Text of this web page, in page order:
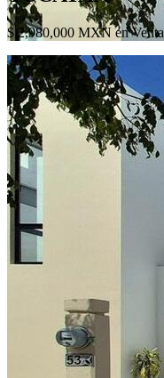
$ 2,980,000 MXN en Venta